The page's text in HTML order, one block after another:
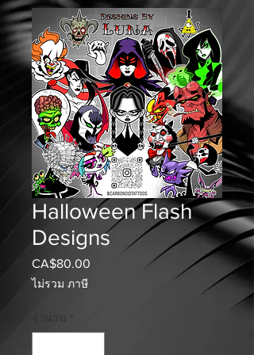
Halloween Flash
Designs
CA$80.00
ไม่รวม ภาษี
*